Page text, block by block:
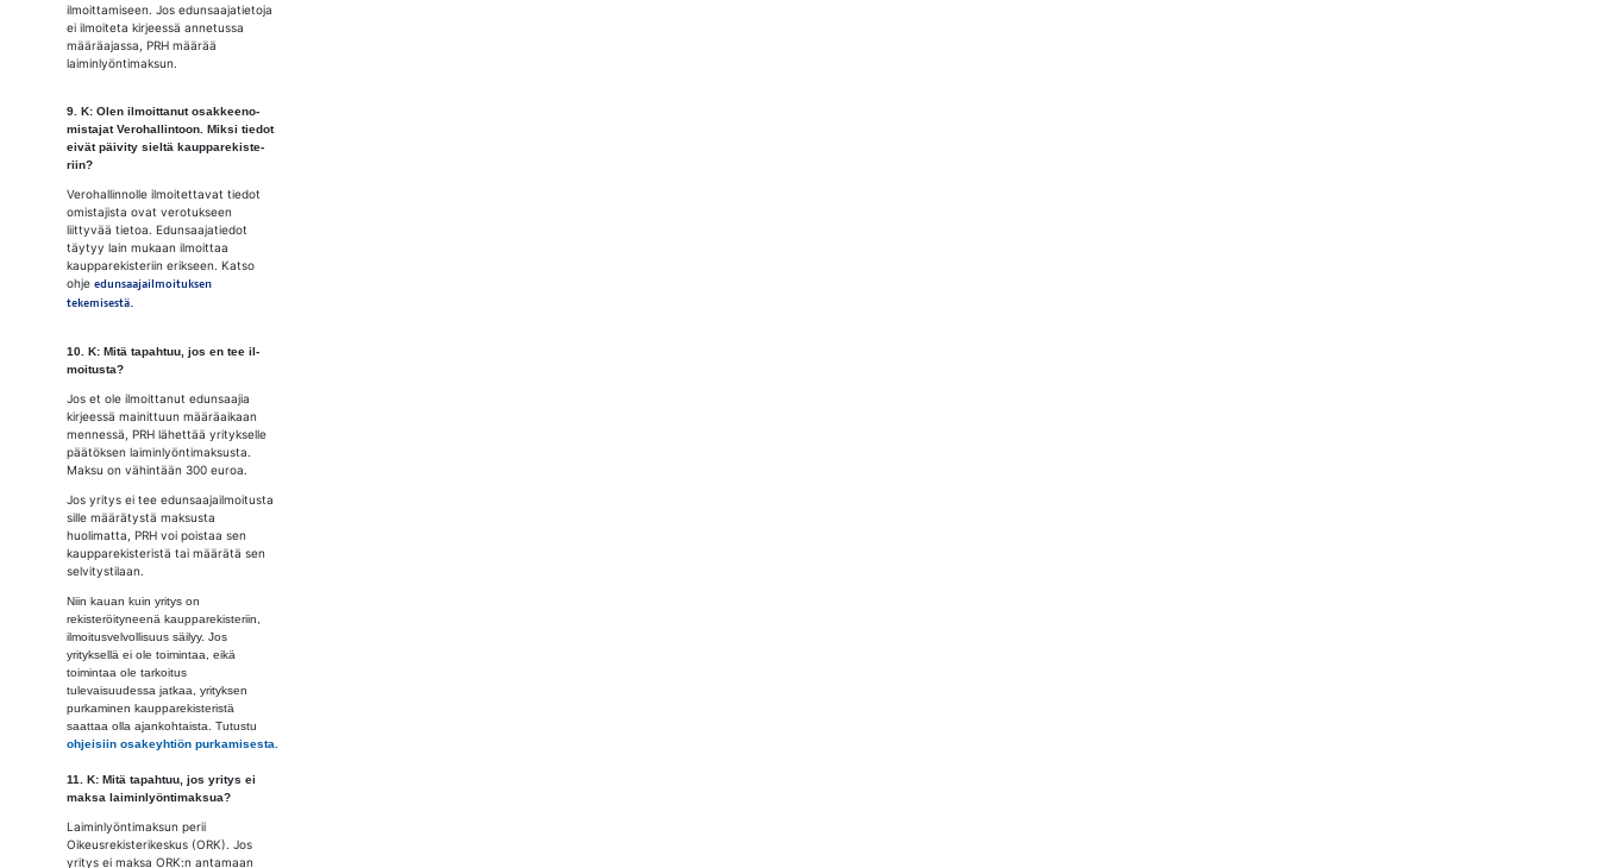
ilmoittamiseen. Jos edunsaajatietoja
ei ilmoiteta kirjeessä annetussa
määräajassa, PRH määrää
laiminlyöntimaksun.
9. K: Olen il­moit­ta­nut osak­kee­no­
mis­ta­jat Ve­ro­hal­lin­toon. Mik­si tie­dot
ei­vät päi­vi­ty siel­tä kaup­pa­re­kis­te­
riin?
Verohallinnolle ilmoitettavat tiedot
omistajista ovat verotukseen
liittyvää tietoa. Edunsaajatiedot
täytyy lain mukaan ilmoittaa
kaupparekisteriin erikseen. Katso
ohje edunsaajailmoituksen
tekemisestä.
10. K: Mitä ta­pah­tuu, jos en tee il­
moi­tus­ta?
Jos et ole ilmoittanut edunsaajia
kirjeessä mainittuun määräaikaan
mennessä, PRH lähettää yritykselle
päätöksen laiminlyöntimaksusta.
Maksu on vähintään 300 euroa.
Jos yritys ei tee edunsaajailmoitusta
sille määrätystä maksusta
huolimatta, PRH voi poistaa sen
kaupparekisteristä tai määrätä sen
selvitystilaan.
Niin kauan kuin yritys on
rekisteröityneenä kaupparekisteriin,
ilmoitusvelvollisuus säilyy. Jos
yrityksellä ei ole toimintaa, eikä
toimintaa ole tarkoitus
tulevaisuudessa jatkaa, yrityksen
purkaminen kaupparekisteristä
saattaa olla ajankohtaista. Tutustu
ohjeisiin osakeyhtiön purkamisesta.
11. K: Mitä ta­pah­tuu, jos yri­tys ei
mak­sa lai­min­lyön­ti­mak­sua?
Laiminlyöntimaksun perii
Oikeusrekisterikeskus (ORK). Jos
yritys ei maksa ORK:n antamaan